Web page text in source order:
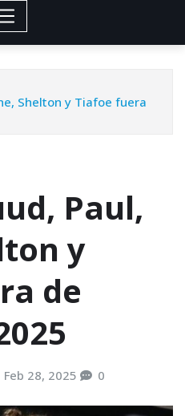
Shelton y Tiafoe fuera
Paul,
y
de
Feb 28, 2025 0